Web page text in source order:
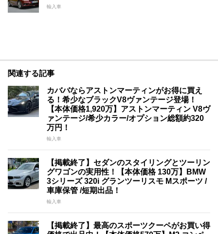
輸入車
関連する記事
カババならアストンマーティンがお得に買え
る！希少なブラックV8ヴァンテージ登場！
【本体価格1,920万】アストンマーティン V8ヴ
ァンテージ/希少カラー/オプション総額約320
万円！
輸入車
【掲載終了】セダンのスタイリングとツーリン
グワゴンの実用性！【本体価格 130万】BMW
3シリーズ 320i グランツーリスモ Mスポーツ /
車庫保管 /短期出品！
輸入車
【掲載終了】最高のスポーツクーペがお買い得